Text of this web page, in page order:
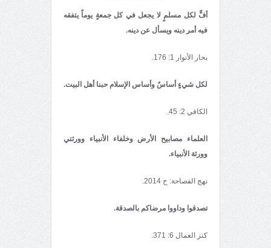
أفٍّ لكل مسلمٍ لا يجعل في كل جمعةٍ يوماً يتفقه
فيه أمر دينه ويسأل عن دينه.
بحار الأنوار 1: 176.
لكل شي‏ءٍ أساسٌ وأساس الإسلام حبنا أهل البيت.
الكافي 2: 45.
العلماء مصابیح الأرض وخلفاء الأنبیاء وورثتي
وورثة الأنبیاء.
نهج الفصاحة: ح 2014.
تصدقوا وداووا مرضاکم بالصدقة.
کنز العمال 6: 371.